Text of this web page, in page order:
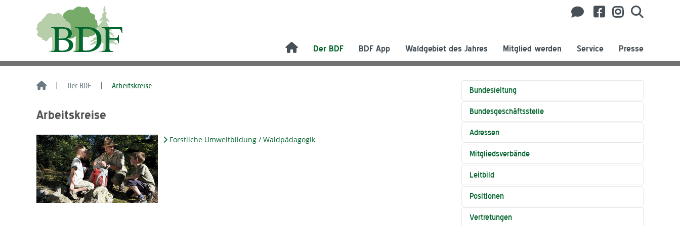
Der BDF BDF App Waldgebiet des Jahres Mitglied werden Service Presse
Der BDF Arbeitskreise
Arbeitskreise
Forstliche Umweltbildung / Waldpädagogik
Bundesleitung
Bundesgeschäftsstelle
Adressen
Mitgliedsverbände
Leitbild
Positionen
Vertretungen